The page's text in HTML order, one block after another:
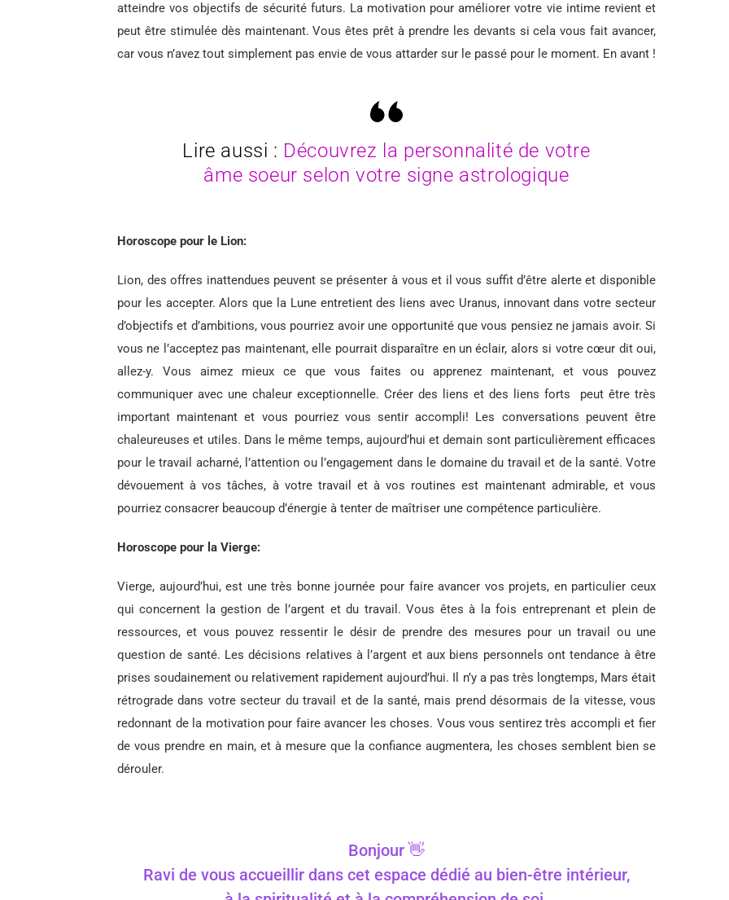
atteindre vos objectifs de sécurité futurs. La motivation pour améliorer votre vie intime revient et
peut être stimulée dès maintenant. Vous êtes prêt à prendre les devants si cela vous fait avancer,
car vous n’avez tout simplement pas envie de vous attarder sur le passé pour le moment. En avant !
Lire aussi : Découvrez la personnalité de votre
âme soeur selon votre signe astrologique
Horoscope pour le Lion:
Lion, des offres inattendues peuvent se présenter à vous et il vous suffit d’être alerte et disponible
pour les accepter. Alors que la Lune entretient des liens avec Uranus, innovant dans votre secteur
d’objectifs et d’ambitions, vous pourriez avoir une opportunité que vous pensiez ne jamais avoir. Si
vous ne l’acceptez pas maintenant, elle pourrait disparaître en un éclair, alors si votre cœur dit oui,
allez-y. Vous aimez mieux ce que vous faites ou apprenez maintenant, et vous pouvez
communiquer avec une chaleur exceptionnelle. Créer des liens et des liens forts peut être très
important maintenant et vous pourriez vous sentir accompli! Les conversations peuvent être
chaleureuses et utiles. Dans le même temps, aujourd’hui et demain sont particulièrement efficaces
pour le travail acharné, l’attention ou l’engagement dans le domaine du travail et de la santé. Votre
dévouement à vos tâches, à votre travail et à vos routines est maintenant admirable, et vous
pourriez consacrer beaucoup d’énergie à tenter de maîtriser une compétence particulière.
Horoscope pour la Vierge:
Vierge, aujourd’hui, est une très bonne journée pour faire avancer vos projets, en particulier ceux
qui concernent la gestion de l’argent et du travail. Vous êtes à la fois entreprenant et plein de
ressources, et vous pouvez ressentir le désir de prendre des mesures pour un travail ou une
question de santé. Les décisions relatives à l’argent et aux biens personnels ont tendance à être
prises soudainement ou relativement rapidement aujourd’hui. Il n’y a pas très longtemps, Mars était
rétrograde dans votre secteur du travail et de la santé, mais prend désormais de la vitesse, vous
redonnant de la motivation pour faire avancer les choses. Vous vous sentirez très accompli et fier
de vous prendre en main, et à mesure que la confiance augmentera, les choses semblent bien se
dérouler.
Bonjour 👋
Ravi de vous accueillir dans cet espace dédié au bien-être intérieur,